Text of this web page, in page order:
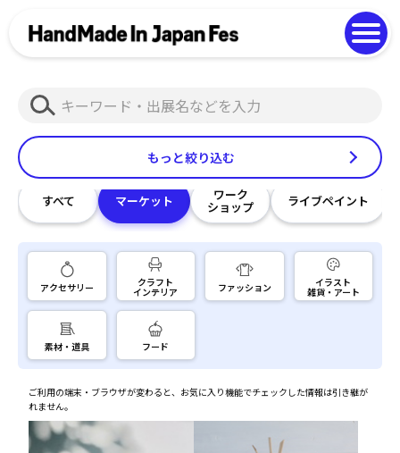
Photo Gallery
もっと絞り込む
検
索
すべて マーケット ワーク
ショップ ライブペイント
アクセサリー クラフト
インテリア ファッション イラスト
雑貨・アート
素材・道具 フード
ご利用の端末・ブラウザが変わると、お気に入り機能でチェックした情報は引き継が
れません。